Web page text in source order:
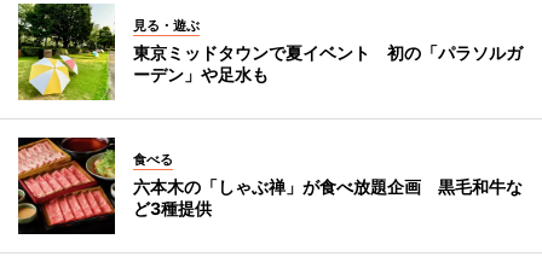
見る・遊ぶ
東京ミッドタウンで夏イベント 初の「パラソルガ
ーデン」や足水も
食べる
六本木の「しゃぶ禅」が食べ放題企画 黒毛和牛な
ど3種提供